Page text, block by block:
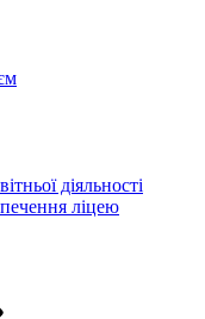
діяльності
ліцею